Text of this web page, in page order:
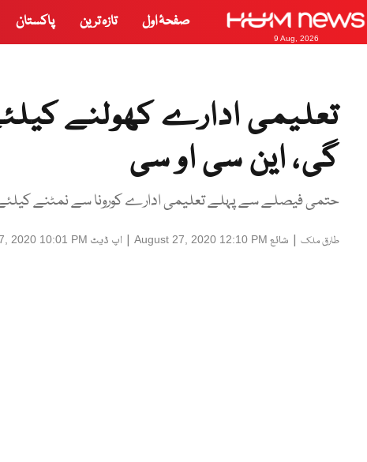
9 Aug, 2026
صفحۂ اول تازہ ترین پاکستان
تعلیمی ادارے کھولنے
گی، این سی او سی
حتمی فیصلے سے پہلے تعلیمی ادارے کورونا سے نمٹنے
طارق ملک | شائع August 27, 2020 12:10 PM
| اپ ڈیٹ 2020 10:01 PM